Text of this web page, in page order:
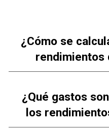
¿Cómo se
rendimientos
¿Qué gastos
los